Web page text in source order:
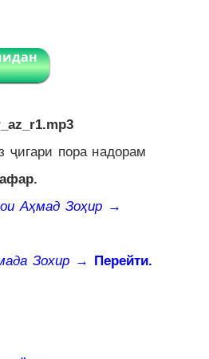
ҷигари пора надорам
Аҳмад Зоҳир →
Зохир → Перейти.